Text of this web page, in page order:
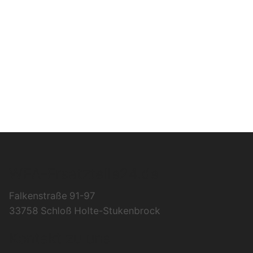
Falkenstraße 91-97
33758 Schloß Holte-Stukenbrock